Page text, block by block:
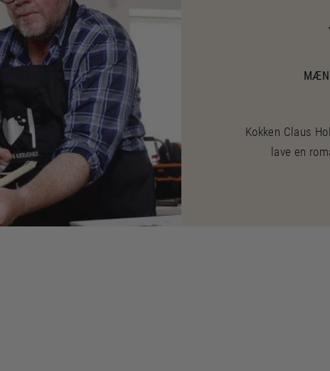
Kokken Claus
lave en